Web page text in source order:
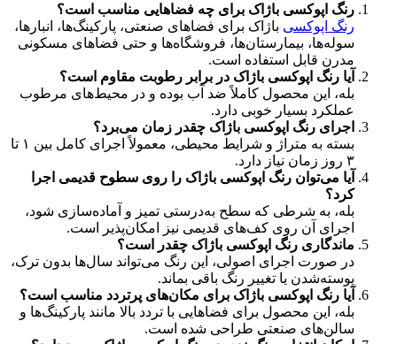
رنگ اپوکسی باژاک برای چه فضاهایی مناسب است؟
رنگ اپوکسی باژاک برای فضاهای صنعتی، پارکینگ‌ها، انبارها،
سوله‌ها، بیمارستان‌ها، فروشگاه‌ها و حتی فضاهای مسکونی
مدرن قابل استفاده است.
آیا رنگ اپوکسی باژاک در برابر رطوبت مقاوم است؟
بله، این محصول کاملاً ضد آب بوده و در محیط‌های مرطوب
عملکرد بسیار خوبی دارد.
اجرای رنگ اپوکسی باژاک چقدر زمان می‌برد؟
بسته به متراژ و شرایط محیطی، معمولاً اجرای کامل بین ۱ تا
۳ روز زمان نیاز دارد.
آیا می‌توان رنگ اپوکسی باژاک را روی سطوح قدیمی اجرا
کرد؟
بله، به شرطی که سطح به‌درستی تمیز و آماده‌سازی شود،
اجرای آن روی کف‌های قدیمی نیز امکان‌پذیر است.
ماندگاری رنگ اپوکسی باژاک چقدر است؟
در صورت اجرای اصولی، این رنگ می‌تواند سال‌ها بدون ترک،
پوسته‌شدن یا تغییر رنگ باقی بماند.
آیا رنگ اپوکسی باژاک برای مکان‌های پرتردد مناسب است؟
بله، این محصول برای فضاهایی با تردد بالا مانند پارکینگ‌ها و
سالن‌های صنعتی طراحی شده است.